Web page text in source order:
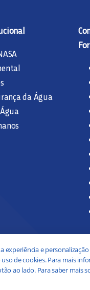
da Água
experiência e
de cookies. Para mais
ao lado. Para saber mais